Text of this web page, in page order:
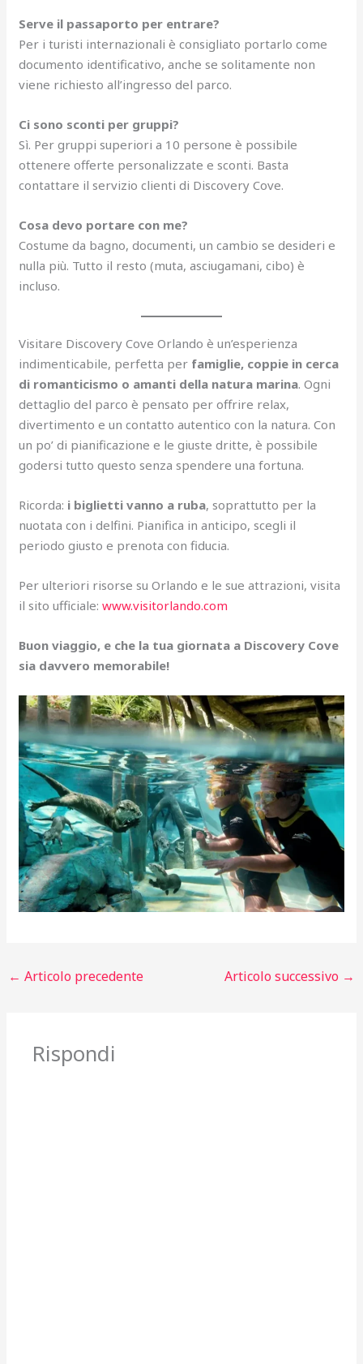
Serve il passaporto per entrare?
Per i turisti internazionali è consigliato portarlo come
documento identificativo, anche se solitamente non
viene richiesto all’ingresso del parco.
Ci sono sconti per gruppi?
Sì. Per gruppi superiori a 10 persone è possibile
ottenere offerte personalizzate e sconti. Basta
contattare il servizio clienti di Discovery Cove.
Cosa devo portare con me?
Costume da bagno, documenti, un cambio se desideri e
nulla più. Tutto il resto (muta, asciugamani, cibo) è
incluso.
Visitare Discovery Cove Orlando è un’esperienza
indimenticabile, perfetta per famiglie, coppie in cerca
di romanticismo o amanti della natura marina. Ogni
dettaglio del parco è pensato per offrire relax,
divertimento e un contatto autentico con la natura. Con
un po’ di pianificazione e le giuste dritte, è possibile
godersi tutto questo senza spendere una fortuna.
Ricorda: i biglietti vanno a ruba, soprattutto per la
nuotata con i delfini. Pianifica in anticipo, scegli il
periodo giusto e prenota con fiducia.
Per ulteriori risorse su Orlando e le sue attrazioni, visita
il sito ufficiale:www.visitorlando.com
Buon viaggio, e che la tua giornata a Discovery Cove
sia davvero memorabile!
← Articolo precedente Articolo successivo →
Rispondi